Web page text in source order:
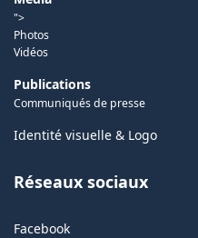
">
Photos
Vidéos
Publications
Communiqués de presse
Identité visuelle & Logo
Réseaux sociaux
Facebook